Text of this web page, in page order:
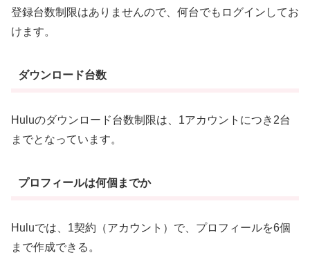
登録台数制限はありませんので、何台でもログインしてお
けます。
ダウンロード台数
Huluのダウンロード台数制限は、1アカウントにつき2台
までとなっています。
プロフィールは何個までか
Huluでは、1契約（アカウント）で、プロフィールを6個
まで作成できる。